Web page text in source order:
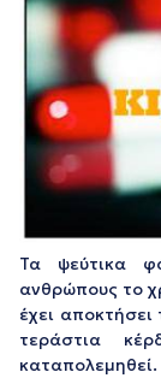
Τα ψεύτικα
ανθρώπους το
έχει
τεράστια